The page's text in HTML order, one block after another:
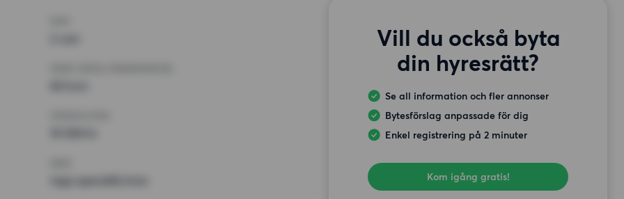
Vill du också byta
din hyresrätt?
Se all information och fler annonser
Bytesförslag anpassade för dig
Enkel registrering på 2 minuter
Kom igång gratis!